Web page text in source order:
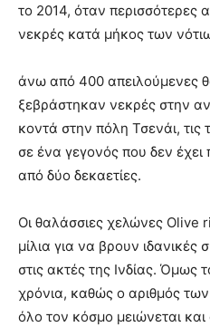
το 2014, όταν
νεκρές κατά μήκος των
άνω από 400 απειλούμενες
ξεβράστηκαν νεκρές στην
κοντά στην πόλη Τσενάι, τις
σε ένα γεγονός που δεν
από δύο δεκαετίες.
Οι θαλάσσιες χελώνες Olive
μίλια για να βρουν
στις ακτές της Ινδίας. Όμως
χρόνια, καθώς ο αριθμός
όλο τον κόσμο μειώνεται και